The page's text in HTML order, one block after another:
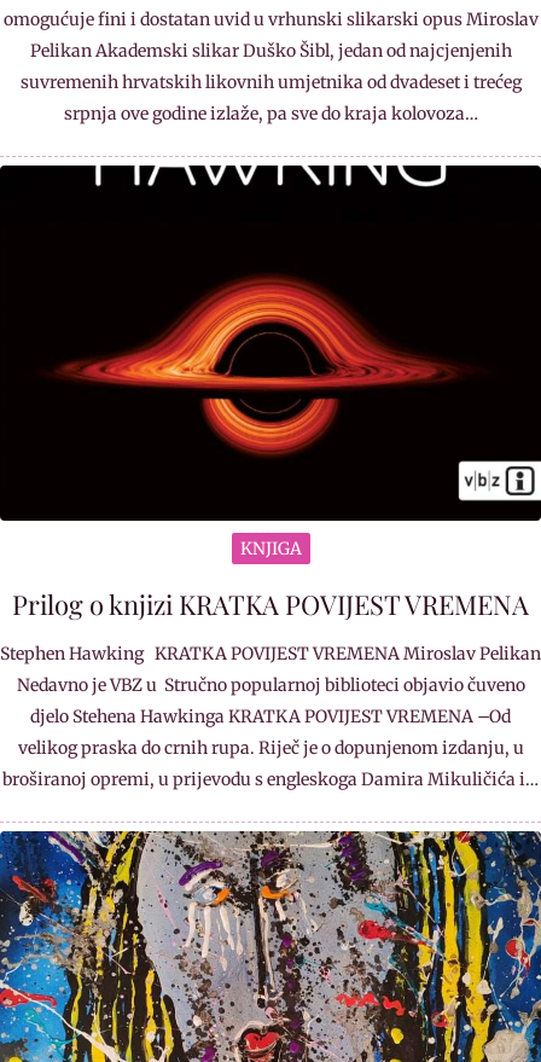
omogućuje fini i dostatan uvid u vrhunski slikarski opus Miroslav
Pelikan Akademski slikar Duško Šibl, jedan od najcjenjenih
suvremenih hrvatskih likovnih umjetnika od dvadeset i trećeg
srpnja ove godine izlaže, pa sve do kraja kolovoza…
KNJIGA
Prilog o knjizi KRATKA POVIJEST VREMENA
Stephen Hawking KRATKA POVIJEST VREMENA Miroslav Pelikan
Nedavno je VBZ u Stručno popularnoj biblioteci objavio čuveno
djelo Stehena Hawkinga KRATKA POVIJEST VREMENA –Od
velikog praska do crnih rupa. Riječ je o dopunjenom izdanju, u
broširanoj opremi, u prijevodu s engleskoga Damira Mikuličića i…